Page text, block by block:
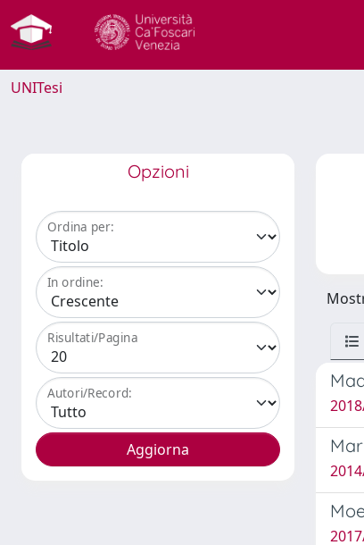
UNITesi
Opzioni
Ordina per:
In ordine:
Risultati/Pagina
Autori/Record: